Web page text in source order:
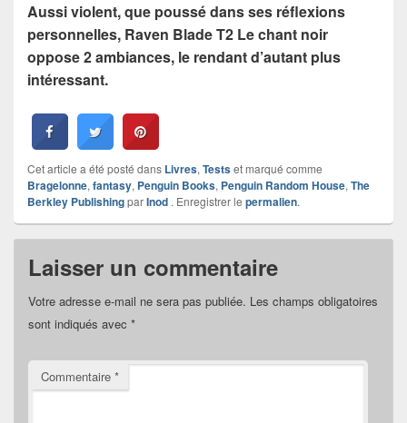
Aussi violent, que poussé dans ses réflexions
personnelles, Raven Blade T2 Le chant noir
oppose 2 ambiances, le rendant d’autant plus
intéressant.
Cet article a été posté dans Livres, Testset marqué comme
Bragelonne, fantasy, Penguin Books, Penguin Random House, The
Berkley PublishingparInod . Enregistrer le permalien.
Laisser un commentaire
Votre adresse e-mail ne sera pas publiée. Les champs obligatoires
sont indiqués avec *
Commentaire *